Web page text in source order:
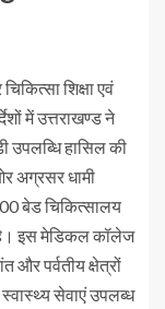
शिक्षा एवं
में उत्तराखण्ड ने
उपलब्धि हासिल की
अग्रसर धामी
बेड चिकित्सालय
है। इस मेडिकल कॉलेज
और पर्वतीय क्षेत्रों
सेवाएं उपलब्ध